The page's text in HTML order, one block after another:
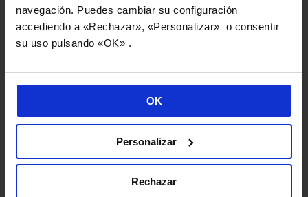
navegación. Puedes cambiar su configuración
accediendo a «Rechazar», «Personalizar» o consentir
su uso pulsando «OK» .
OK
Personalizar
Rechazar
La transformación social, uno de nuestros
rasgos más cooperativos
Danobatgroup nació con la vocación de transformar su
entorno a través de la generación de empleo
fomento del bienestar, la cohesión social y el progreso
económico. Desde nuestros inicios jugamos un papel
activo en nuestra comunidad, impulsando y apoyando
económico y social del entorno.